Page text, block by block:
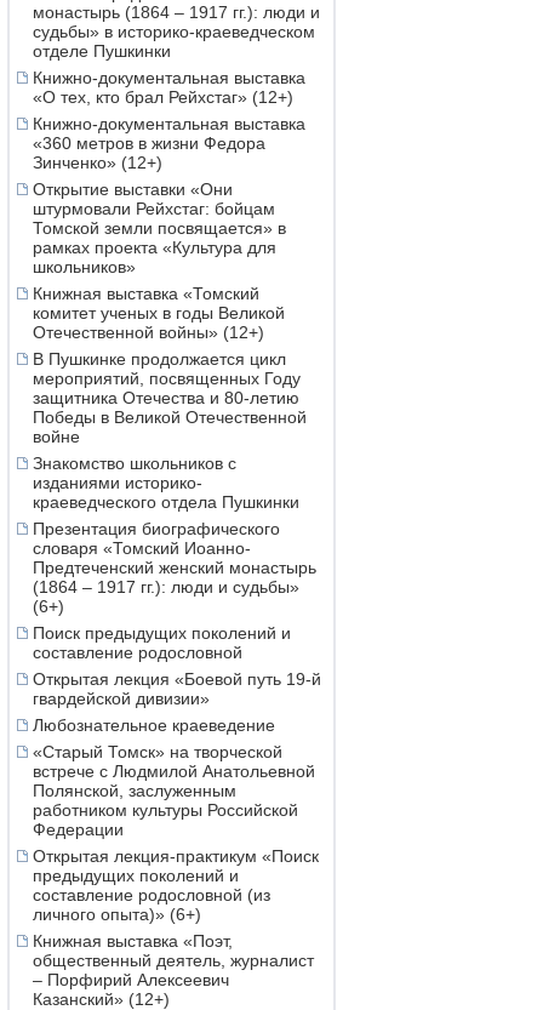
монастырь (1864 – 1917 гг.): люди и
судьбы» в историко-краеведческом
отделе Пушкинки
Книжно-документальная выставка
«О тех, кто брал Рейхстаг» (12+)
Книжно-документальная выставка
«360 метров в жизни Федора
Зинченко» (12+)
Открытие выставки «Они
штурмовали Рейхстаг: бойцам
Томской земли посвящается» в
рамках проекта «Культура для
школьников»
Книжная выставка «Томский
комитет ученых в годы Великой
Отечественной войны» (12+)
В Пушкинке продолжается цикл
мероприятий, посвященных Году
защитника Отечества и 80-летию
Победы в Великой Отечественной
войне
Знакомство школьников с
изданиями историко-
краеведческого отдела Пушкинки
Презентация биографического
словаря «Томский Иоанно-
Предтеченский женский монастырь
(1864 – 1917 гг.): люди и судьбы»
(6+)
Поиск предыдущих поколений и
составление родословной
Открытая лекция «Боевой путь 19-й
гвардейской дивизии»
Любознательное краеведение
«Старый Томск» на творческой
встрече с Людмилой Анатольевной
Полянской, заслуженным
работником культуры Российской
Федерации
Открытая лекция-практикум «Поиск
предыдущих поколений и
составление родословной (из
личного опыта)» (6+)
Книжная выставка «Поэт,
общественный деятель, журналист
– Порфирий Алексеевич
Казанский» (12+)